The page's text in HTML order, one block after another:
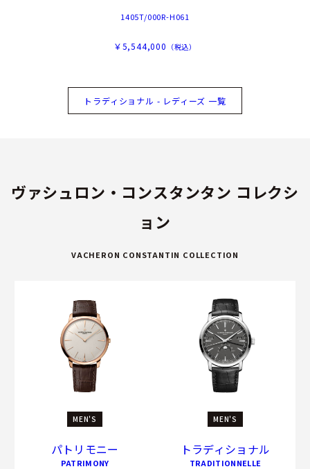
1405T/000R-H061
￥5,544,000 （税込）
トラディショナル - レディーズ 一覧
ヴァシュロン・コンスタンタン コレクシ
ョン
VACHERON CONSTANTIN COLLECTION
MEN'S
パトリモニー
PATRIMONY
MEN'S
トラディショナル
TRADITIONNELLE